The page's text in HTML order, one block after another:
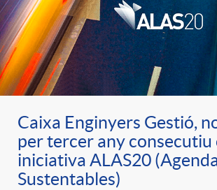
u
t
s
Caixa Enginyers Gestió,
per tercer any consecutiu
iniciativa ALAS20
Sustentables)